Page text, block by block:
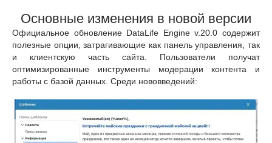
Основные изменения в новой версии
Официальное обновление DataLife Engine v.20.0 содержит
полезные опции, затрагивающие как панель управления, так
и клиентскую часть сайта. Пользователи получат
оптимизированные инструменты модерации контента и
работы с базой данных. Среди нововведений: